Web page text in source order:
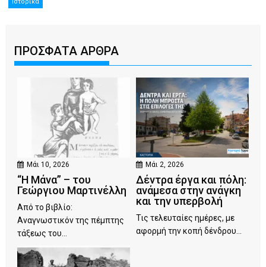
ΠΡΟΣΦΑΤΑ ΑΡΘΡΑ
Μάι 10, 2026
“Η Μάνα” – του
Γεώργιου Μαρτινέλλη
Από το βιβλίο:
Αναγνωστικόν της πέμπτης
τάξεως του...
Μάι 2, 2026
Δέντρα έργα και πόλη:
ανάμεσα στην ανάγκη
και την υπερβολή
Τις τελευταίες ημέρες, με
αφορμή την κοπή δένδρου...